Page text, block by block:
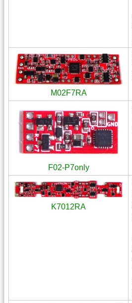
M02F7RA
F02-P7only
K7012RA